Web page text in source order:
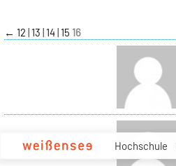
Hochschule
← 12 13 14 15 16